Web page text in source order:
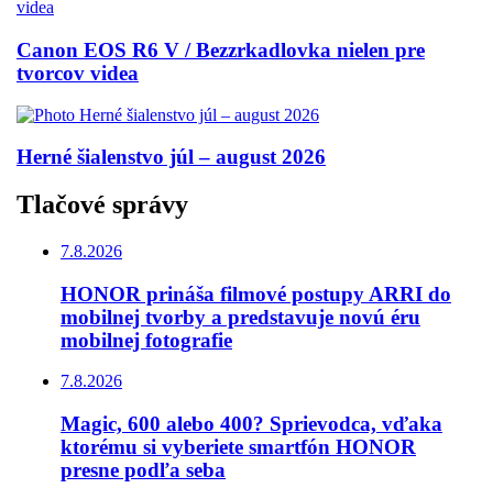
Canon EOS R6 V / Bezzrkadlovka nielen pre
tvorcov videa
Herné šialenstvo júl – august 2026
Tlačové správy
7.8.2026
HONOR prináša filmové postupy ARRI do
mobilnej tvorby a predstavuje novú éru
mobilnej fotografie
7.8.2026
Magic, 600 alebo 400? Sprievodca, vďaka
ktorému si vyberiete smartfón HONOR
presne podľa seba